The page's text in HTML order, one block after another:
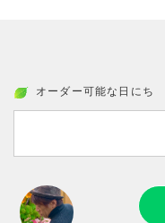
オーダー可能な日にち